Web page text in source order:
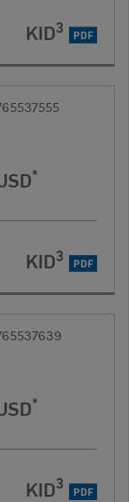
KID3 PDF
*
KID3 PDF
*
KID3 PDF